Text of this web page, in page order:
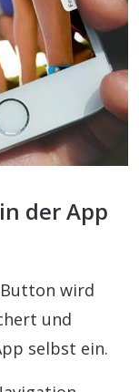
der App
wird
und
selbst ein.